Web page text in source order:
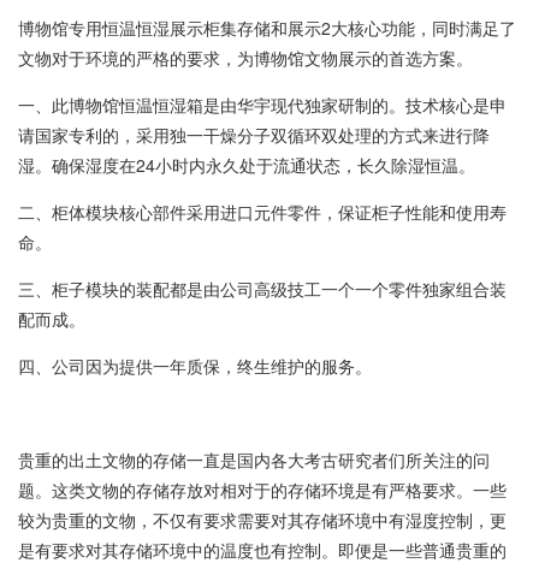
博物馆专用恒温恒湿展示柜集存储和展示2大核心功能，同时满足了
文物对于环境的严格的要求，为博物馆文物展示的首选方案。
一、此博物馆恒温恒湿箱是由华宇现代独家研制的。技术核心是申
请国家专利的，采用独一干燥分子双循环双处理的方式来进行降
湿。确保湿度在24小时内永久处于流通状态，长久除湿恒温。
二、柜体模块核心部件采用进口元件零件，保证柜子性能和使用寿
命。
三、柜子模块的装配都是由公司高级技工一个一个零件独家组合装
配而成。
四、公司因为提供一年质保，终生维护的服务。
贵重的出土文物的存储一直是国内各大考古研究者们所关注的问
题。这类文物的存储存放对相对于的存储环境是有严格要求。一些
较为贵重的文物，不仅有要求需要对其存储环境中有湿度控制，更
是有要求对其存储环境中的温度也有控制。即便是一些普通贵重的